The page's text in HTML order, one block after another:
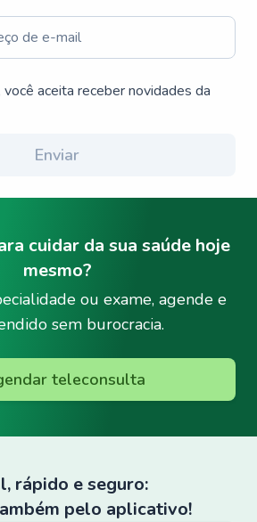
você aceita receber novidades da
Enviar
cuidar da sua saúde hoje
mesmo?
ou exame, agende e
sem burocracia.
teleconsulta
rápido e seguro:
pelo aplicativo!